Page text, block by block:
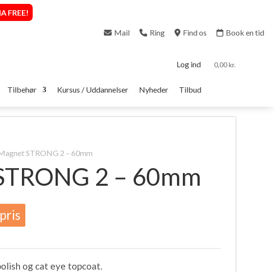
FREE!
Mail Ring Find os Book en tid
Log ind 0,00 kr.
Tilbehør Kursus / Uddannelser Nyheder Tilbud
STRONG 2 – 60mm
2 – 60mm
og cat eye topcoat.